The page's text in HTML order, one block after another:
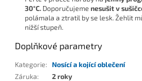
30°C. Doporučujeme nesušit v
polámala a ztratil by se lesk. Žehlit
nižší stupeň.
Doplňkové parametry
Kategorie:
Nosící a kojící oblečení
Záruka:
2 roky